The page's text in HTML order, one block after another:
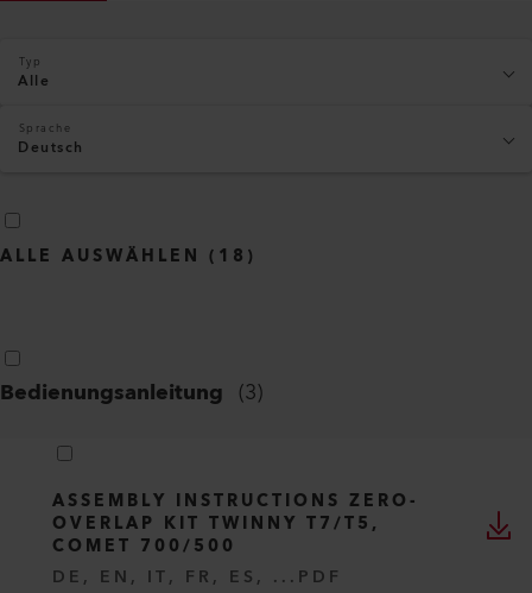
Typ
Alle
Sprache
Deutsch
ALLE AUSWÄHLEN ( 18 )
Bedienungsanleitung (3)
ASSEMBLY INSTRUCTIONS ZERO-
OVERLAP KIT TWINNY T7/T5,
COMET 700/500
DE, EN, IT, FR, ES, ... PDF